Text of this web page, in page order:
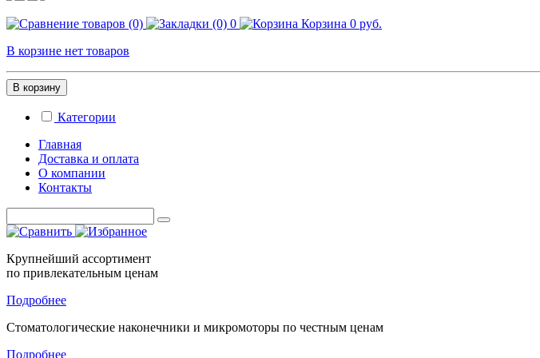
0 Корзина 0 руб.
В корзине нет товаров
В корзину
Категории
Главная
Доставка и оплата
О компании
Контакты
Крупнейший ассортимент
по привлекательным ценам
Подробнее
Стоматологические наконечники и микромоторы по честным ценам
Подробнее